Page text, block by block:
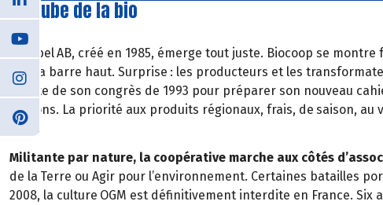
À l’aube de la bio
Le labelAB, créé en 1985, émerge tout juste. Biocoop se montre
met la barre haut. Surprise : les producteurs et les
profite de son congrès de 1993 pour préparer son nouveau
oignons. La priorité aux produits régionaux, frais, de saison, au
en a
!
Militante par nature, la coopérative marche aux côtés
de la Terre ou Agir pour l’environnement. Certaines batailles
2008, la culture OGM est définitivement interdite en France. Six